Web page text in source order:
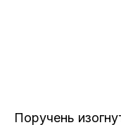
Поручень